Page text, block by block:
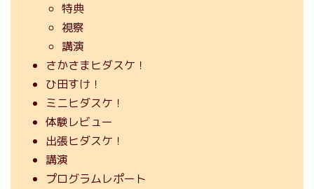
特典
視察
講演
さかさまヒダスケ！
ひ田すけ！
ミニヒダスケ！
体験レビュー
出張ヒダスケ！
講演
プログラムレポート